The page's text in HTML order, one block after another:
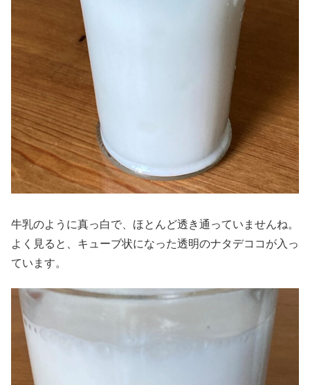
牛乳のように真っ白で、ほとんど透き通っていませんね。
よく見ると、キューブ状になった透明のナタデココが入っ
ています。